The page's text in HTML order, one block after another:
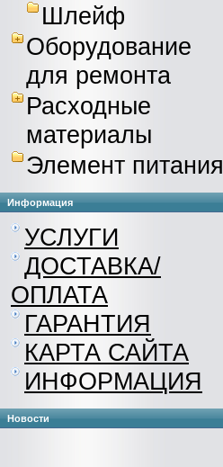
Шлейф
Оборудование
для ремонта
Расходные
материалы
Элемент питания
Информация
УСЛУГИ
ДОСТАВКА/
ОПЛАТА
ГАРАНТИЯ
КАРТА САЙТА
ИНФОРМАЦИЯ
Новости